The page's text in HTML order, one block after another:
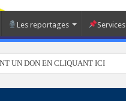
Les reportages Services
UN DON EN CLIQUANT ICI